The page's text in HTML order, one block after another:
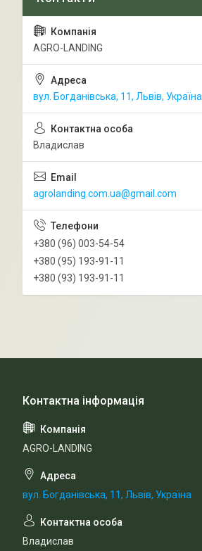
AGRO-LANDING
вул. Богданівська, 11, Львів, Україна
Владислав
agrolanding.com.ua@gmail.com
+380 (96) 003-54-54
+380 (95) 193-91-11
+380 (93) 193-91-11
AGRO-LANDING
вул. Богданівська, 11, Львів, Україна
Владислав